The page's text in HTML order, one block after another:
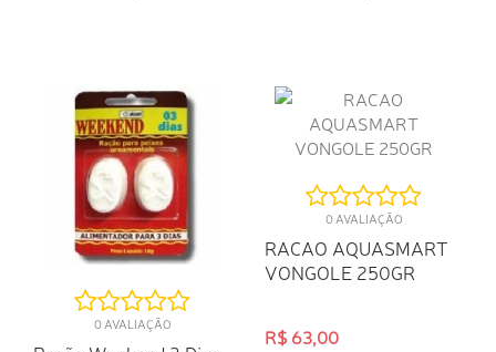
0 AVALIAÇÃO
0 AVALIAÇÃO
RACAO AQUASMART
VONGOLE 250GR
R$ 63,00